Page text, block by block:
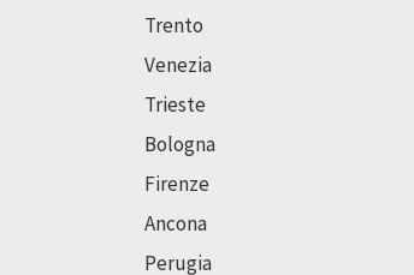
Trento
Venezia
Trieste
Bologna
Firenze
Ancona
Perugia